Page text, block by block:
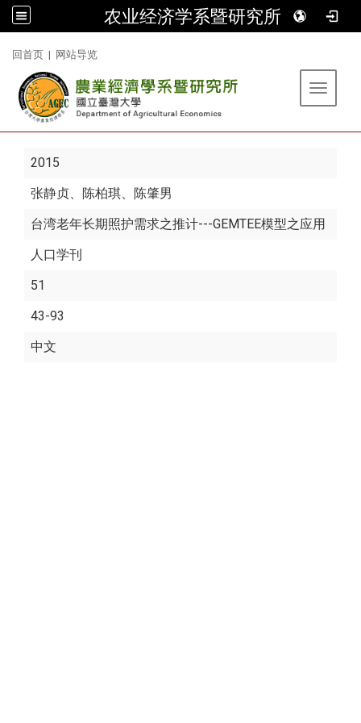
农业经济学系暨研究所
回首页 | 网站导览
Toggle
2015
张静贞、陈柏琪、陈肇男
台湾老年长期照护需求之推计---GEMTEE模型之应用
人口学刊
51
43-93
中文